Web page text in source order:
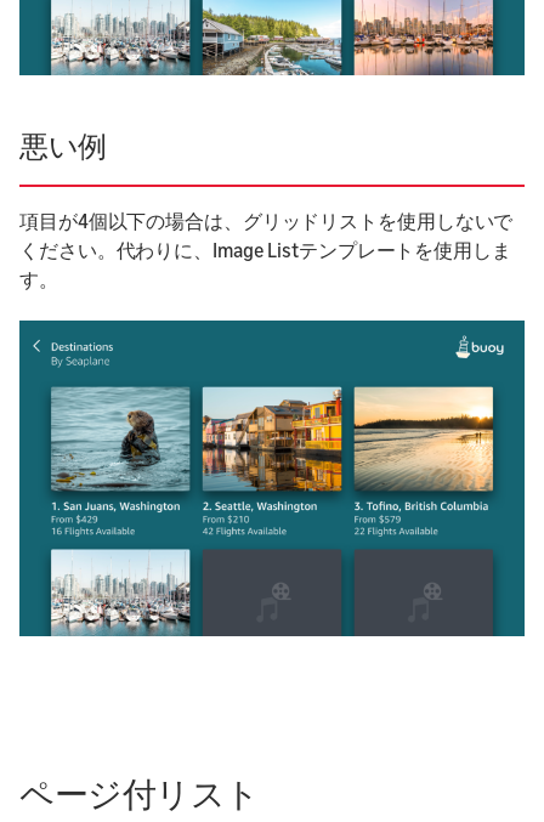
悪い例
項目が4個以下の場合は、グリッドリストを使用しないで
ください。代わりに、Image Listテンプレートを使用しま
す。
ページ付リスト